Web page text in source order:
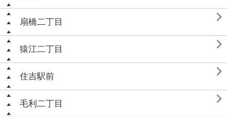
扇橋二丁目 
猿江二丁目 
住吉駅前 
毛利二丁目 